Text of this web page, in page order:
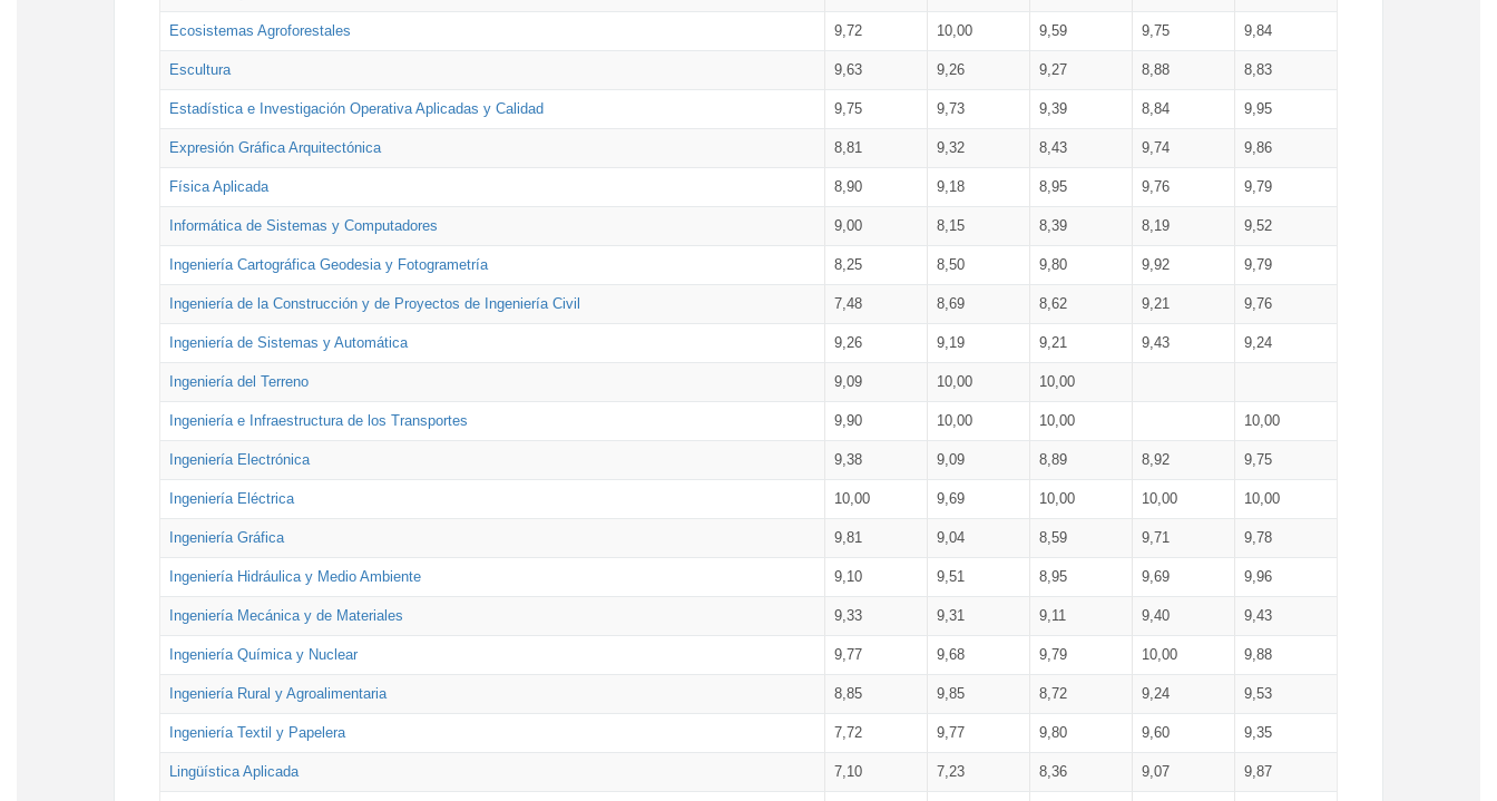
Ecosistemas Agroforestales 9,72 10,00 9,59 9,75 9,84
Escultura 9,63 9,26 9,27 8,88 8,83
Estadística e Investigación Operativa Aplicadas y Calidad 9,75 9,73 9,39 8,84 9,95
Expresión Gráfica Arquitectónica 8,81 9,32 8,43 9,74 9,86
Física Aplicada 8,90 9,18 8,95 9,76 9,79
Informática de Sistemas y Computadores 9,00 8,15 8,39 8,19 9,52
Ingeniería Cartográfica Geodesia y Fotogrametría 8,25 8,50 9,80 9,92 9,79
Ingeniería de la Construcción y de Proyectos de Ingeniería Civil 7,48 8,69 8,62 9,21 9,76
Ingeniería de Sistemas y Automática 9,26 9,19 9,21 9,43 9,24
Ingeniería del Terreno 9,09 10,00 10,00
Ingeniería e Infraestructura de los Transportes 9,90 10,00 10,00 10,00
Ingeniería Electrónica 9,38 9,09 8,89 8,92 9,75
Ingeniería Eléctrica 10,00 9,69 10,00 10,00 10,00
Ingeniería Gráfica 9,81 9,04 8,59 9,71 9,78
Ingeniería Hidráulica y Medio Ambiente 9,10 9,51 8,95 9,69 9,96
Ingeniería Mecánica y de Materiales 9,33 9,31 9,11 9,40 9,43
Ingeniería Química y Nuclear 9,77 9,68 9,79 10,00 9,88
Ingeniería Rural y Agroalimentaria 8,85 9,85 8,72 9,24 9,53
Ingeniería Textil y Papelera 7,72 9,77 9,80 9,60 9,35
Lingüística Aplicada 7,10 7,23 8,36 9,07 9,87